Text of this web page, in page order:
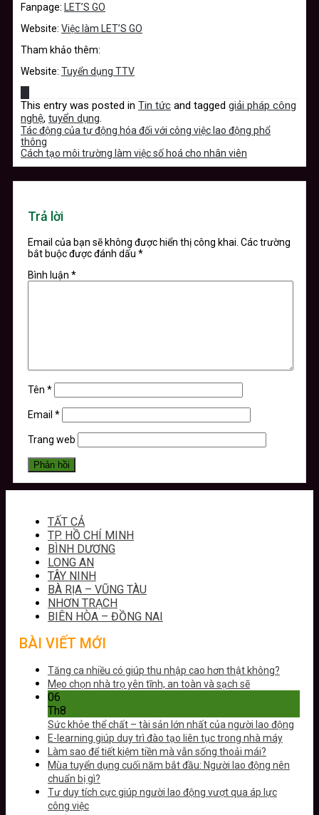
Fanpage: LET’S GO
Website: Việc làm LET’S GO
Tham khảo thêm:
Website: Tuyển dụng TTV
This entry was posted in Tin tức and tagged giải pháp công
nghệ, tuyển dụng.
Tác động của tự động hóa đối với công việc lao động phổ
thông
Cách tạo môi trường làm việc số hoá cho nhân viên
Trả lời
Email của bạn sẽ không được hiển thị công khai. Các trường
bắt buộc được đánh dấu *
Bình luận *
Tên *
Email *
Trang web
TẤT CẢ
TP. HỒ CHÍ MINH
BÌNH DƯƠNG
LONG AN
TÂY NINH
BÀ RỊA – VŨNG TÀU
NHƠN TRẠCH
BIÊN HÒA – ĐỒNG NAI
BÀI VIẾT MỚI
Tăng ca nhiều có giúp thu nhập cao hơn thật không?
Mẹo chọn nhà trọ yên tĩnh, an toàn và sạch sẽ
06
Th8
Sức khỏe thể chất – tài sản lớn nhất của người lao động
E-learning giúp duy trì đào tạo liên tục trong nhà máy
Làm sao để tiết kiệm tiền mà vẫn sống thoải mái?
Mùa tuyển dụng cuối năm bắt đầu: Người lao động nên
chuẩn bị gì?
Tư duy tích cực giúp người lao động vượt qua áp lực
công việc